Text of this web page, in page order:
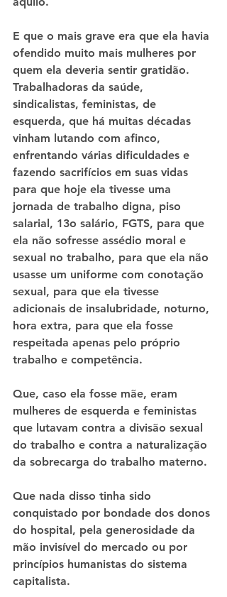
E que o mais grave era que ela havia
ofendido muito mais mulheres por
quem ela deveria sentir gratidão.
Trabalhadoras da saúde,
sindicalistas, feministas, de
esquerda, que há muitas décadas
vinham lutando com afinco,
enfrentando várias dificuldades e
fazendo sacrifícios em suas vidas
para que hoje ela tivesse uma
jornada de trabalho digna, piso
salarial, 13o salário, FGTS, para que
ela não sofresse assédio moral e
sexual no trabalho, para que ela não
usasse um uniforme com conotação
sexual, para que ela tivesse
adicionais de insalubridade, noturno,
hora extra, para que ela fosse
respeitada apenas pelo próprio
trabalho e competência.
Que, caso ela fosse mãe, eram
mulheres de esquerda e feministas
que lutavam contra a divisão sexual
do trabalho e contra a naturalização
da sobrecarga do trabalho materno.
Que nada disso tinha sido
conquistado por bondade dos donos
do hospital, pela generosidade da
mão invisível do mercado ou por
princípios humanistas do sistema
capitalista.